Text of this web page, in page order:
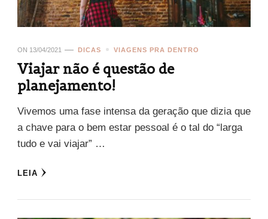
ON 13/04/2021 DICAS VIAGENS PRA DENTRO
Viajar não é questão de
planejamento!
Vivemos uma fase intensa da geração que dizia que
a chave para o bem estar pessoal é o tal do “larga
tudo e vai viajar” …
LEIA